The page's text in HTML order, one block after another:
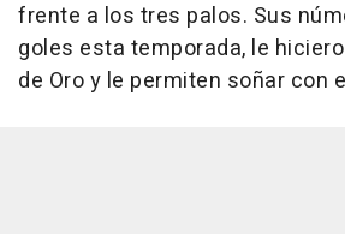
frente a los tres palos. Sus
goles esta temporada, le
de Oro y le permiten soñar con